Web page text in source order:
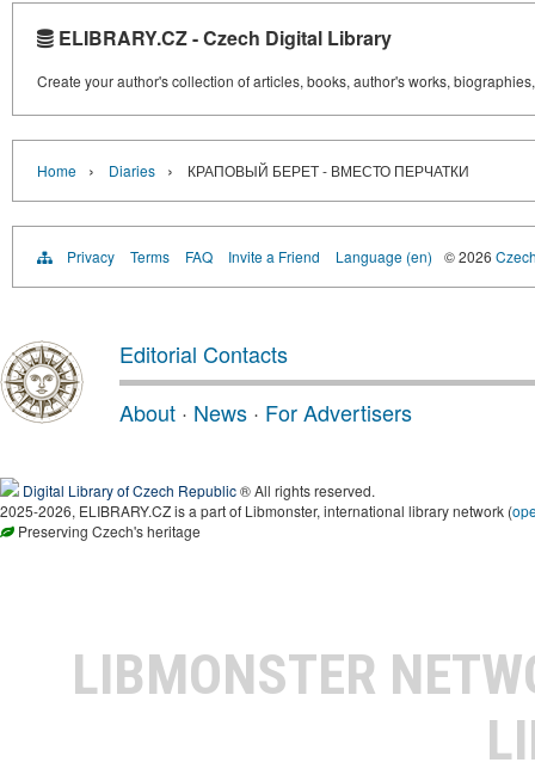
ELIBRARY.CZ - Czech Digital Library
Create your author's collection of articles, books, author's works,
Home › Diaries › КРАПОВЫЙ БЕРЕТ - ВМЕСТО ПЕРЧАТКИ
Privacy Terms FAQ Invite a Friend Language (en) © 2026
Editorial Contacts
About · News · For Advertisers
Digital Library of Czech Republic® All rights reserved.
2025-2026, ELIBRARY.CZ is a part of Libmonster, international library network (
Preserving Czech's heritage
LIBMONSTER